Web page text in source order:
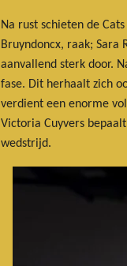
Na rust schieten de
Bruyndoncx, raak;
aanvallend sterk door.
fase. Dit herhaalt zich
verdient een enorme
Victoria Cuyvers
wedstrijd.